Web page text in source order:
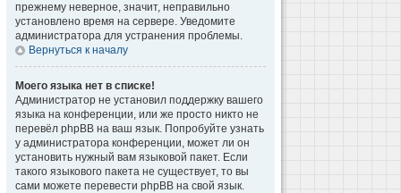
прежнему неверное, значит, неправильно
установлено время на сервере. Уведомите
администратора для устранения проблемы.
Вернуться к началу
Моего языка нет в списке!
Администратор не установил поддержку вашего
языка на конференции, или же просто никто не
перевёл phpBB на ваш язык. Попробуйте узнать
у администратора конференции, может ли он
установить нужный вам языковой пакет. Если
такого языкового пакета не существует, то вы
сами можете перевести phpBB на свой язык.